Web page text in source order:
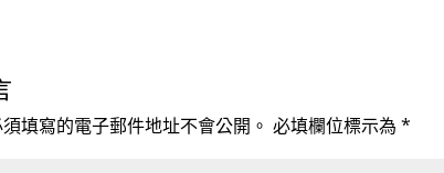
填寫的電子郵件地址不會公開。 必填欄位標示為*